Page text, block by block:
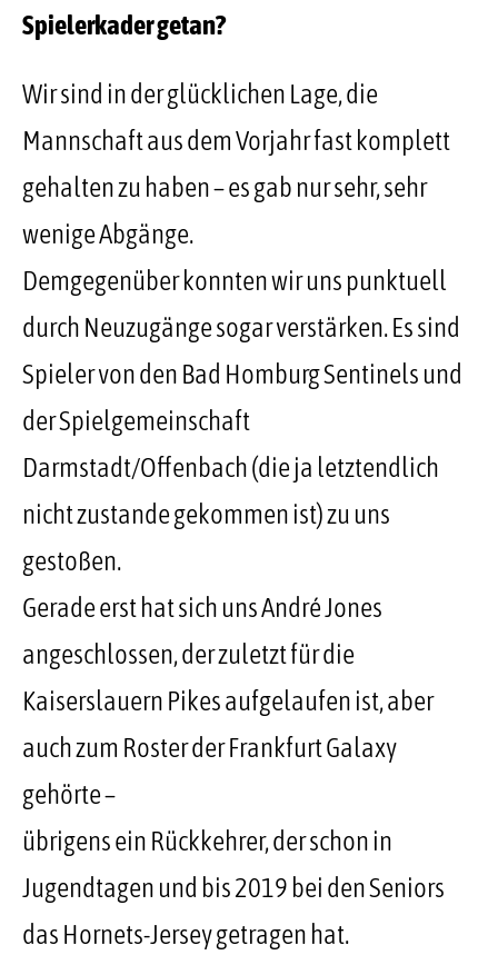
Spielerkader getan?
Wir sind in der glücklichen Lage, die
Mannschaft aus dem Vorjahr fast komplett
gehalten zu haben – es gab nur sehr, sehr
wenige Abgänge.
Demgegenüber konnten wir uns punktuell
durch Neuzugänge sogar verstärken. Es sind
Spieler von den Bad Homburg Sentinels und
der Spielgemeinschaft
Darmstadt/Offenbach (die ja letztendlich
nicht zustande gekommen ist) zu uns
gestoßen.
Gerade erst hat sich uns André Jones
angeschlossen, der zuletzt für die
Kaiserslauern Pikes aufgelaufen ist, aber
auch zum Roster der Frankfurt Galaxy
gehörte –
übrigens ein Rückkehrer, der schon in
Jugendtagen und bis 2019 bei den Seniors
das Hornets-Jersey getragen hat.